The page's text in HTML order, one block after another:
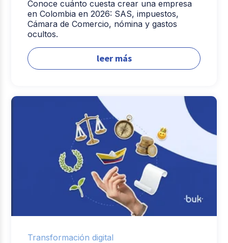
Conoce cuánto cuesta crear una empresa
en Colombia en 2026: SAS, impuestos,
Cámara de Comercio, nómina y gastos
ocultos.
leer más
Transformación digital